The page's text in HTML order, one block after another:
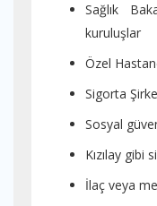
Sağlık
kuruluşlar
Özel
Sigorta
Sosyal
Kızılay gibi
İlaç veya